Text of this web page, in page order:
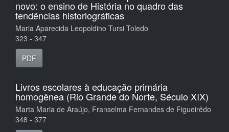
novo: o ensino de História no quadro das
tendências historiográficas
Maria Aparecida Leopoldino Tursi Toledo
323 - 347
PDF
Livros escolares à educação primária
homogênea (Rio Grande do Norte, Século XIX)
Marta Maria de Araújo, Franselma Fernandes de Figueirêdo
348 - 377